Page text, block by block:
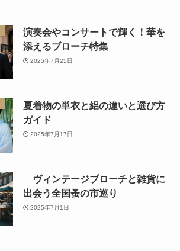
演奏会やコンサートで輝く！華を
添えるブローチ特集
2025年7月25日
夏着物の単衣と絽の違いと選び方
ガイド
2025年7月17日
ヴィンテージブローチと雑貨に
出会う全国蚤の市巡り
2025年7月1日